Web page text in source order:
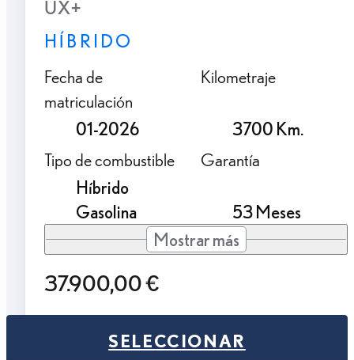
UX+
HÍBRIDO
Fecha de
matriculación
01-2026
Kilometraje
3700 Km.
Tipo de combustible
Híbrido
Gasolina
Garantía
53 Meses
Mostrar más
37.900,00 €
SELECCIONAR